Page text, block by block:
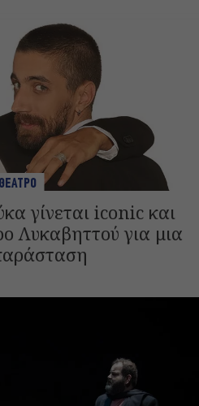
ΘΕΑΤΡΟ
γίνεται iconic και
Λυκαβηττού για μια